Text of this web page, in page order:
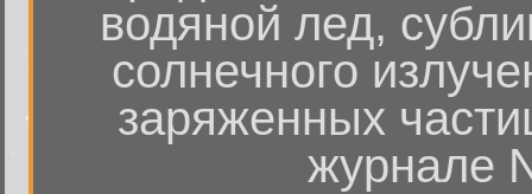
водяной лед,
солнечного
заряженных
журнале